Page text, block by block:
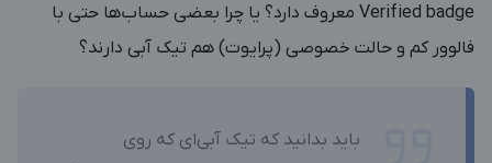
Verified badge معروف دارد؟ یا چرا بعضی حساب‌ها حتی با
فالوور کم و حالت خصوصی (پرایوت) هم تیک آبی دارند؟
باید بدانید که تیک آبی‌ای که روی